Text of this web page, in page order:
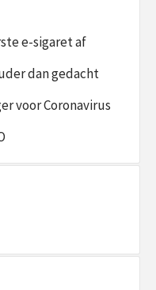
e-sigaret af
dan gedacht
voor Coronavirus